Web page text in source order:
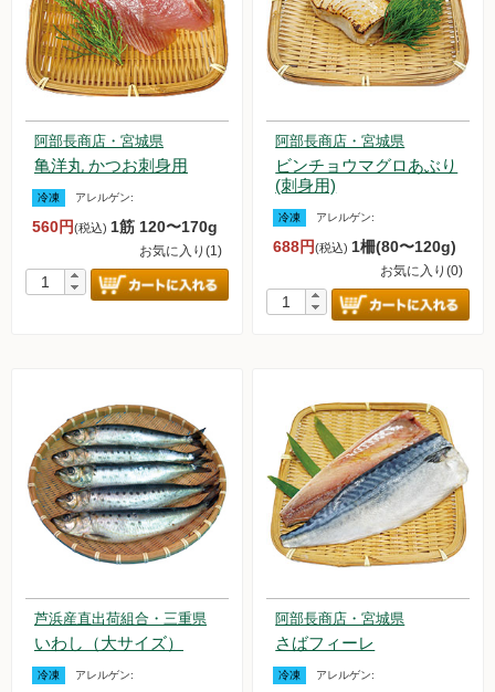
阿部長商店・宮城県
亀洋丸 かつお刺身用
冷凍 アレルゲン:
560円(税込) 1筋 120〜170g
お気に入り(1)
阿部長商店・宮城県
ビンチョウマグロあぶり
(刺身用)
冷凍 アレルゲン:
688円(税込) 1柵(80〜120g)
お気に入り(0)
芦浜産直出荷組合・三重県
いわし（大サイズ）
冷凍 アレルゲン:
阿部長商店・宮城県
さばフィーレ
冷凍 アレルゲン: